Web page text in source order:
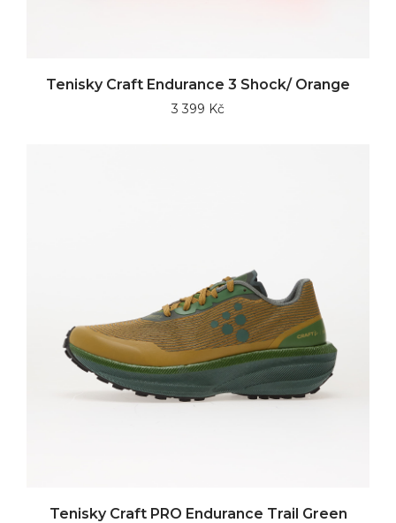
Tenisky Craft Endurance 3 Shock/ Orange
3 399 Kč
Tenisky Craft PRO Endurance Trail Green